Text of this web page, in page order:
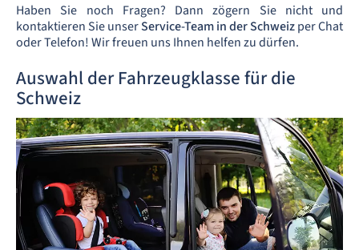
Haben Sie noch Fragen? Dann zögern Sie nicht und
kontaktieren Sie unserService-Team in der Schweizper Chat
oder Telefon! Wir freuen uns Ihnen helfen zu dürfen.
Auswahl der Fahrzeugklasse für die
Schweiz